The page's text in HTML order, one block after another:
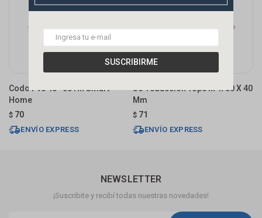
SUSCRIBIRME
Codo Pvc 45º 50 Hh Smart
Home
$ 70
ENVÍO EXPRESS
Je-reducción Tope M-h 50 X 40
Mm
$ 71
ENVÍO EXPRESS
NEWSLETTER
¡Suscribite y recibí todas nuestras novedades!